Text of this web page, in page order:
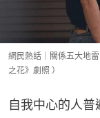
網民熱話｜關係五大地
之花》劇照 ）
自我中心的人